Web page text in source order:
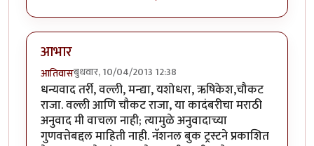
आभार
आतिवासबुधवार, 10/04/2013 12:38
धन्यवाद तर्री, वल्ली, मन्द्या, यशोधरा, ऋषिकेश,चौकट
राजा. वल्ली आणि चौकट राजा, या कादंबरीचा मराठी
अनुवाद मी वाचला नाही; त्यामुळे अनुवादाच्या
गुणवत्तेबद्दल माहिती नाही. नॅशनल बुक ट्रस्टने प्रकाशित